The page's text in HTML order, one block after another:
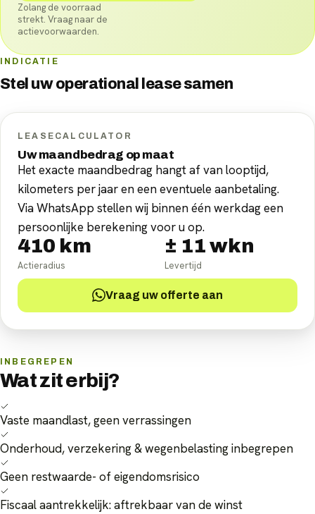
Zolang de voorraad
strekt. Vraag naar de
actievoorwaarden.
INDICATIE
Stel uwoperational leasesamen
LEASECALCULATOR
Uw maandbedrag op maat
Het exacte maandbedrag hangt af van looptijd,
kilometers per jaar en een eventuele aanbetaling.
Via WhatsApp stellen wij binnen één werkdag een
persoonlijke berekening voor u op.
410 km
Actieradius
± 11 wkn
Levertijd
Vraag uw offerte aan
INBEGREPEN
Wat zit erbij?
Vaste maandlast, geen verrassingen
Onderhoud, verzekering & wegenbelasting inbegrepen
Geen restwaarde- of eigendomsrisico
Fiscaal aantrekkelijk: aftrekbaar van de winst